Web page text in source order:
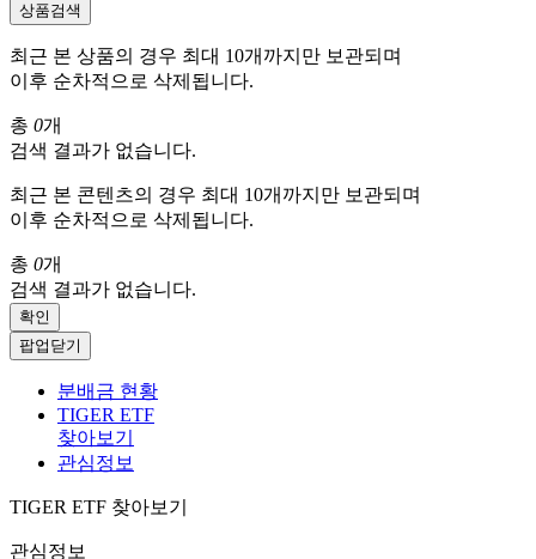
상품검색
최근 본 상품의 경우 최대 10개까지만 보관되며
이후 순차적으로 삭제됩니다.
총 0개
검색 결과가 없습니다.
최근 본 콘텐츠의 경우 최대 10개까지만 보관되며
이후 순차적으로 삭제됩니다.
총 0개
검색 결과가 없습니다.
확인
팝업닫기
분배금 현황
TIGER ETF
찾아보기
관심정보
TIGER ETF 찾아보기
관심정보